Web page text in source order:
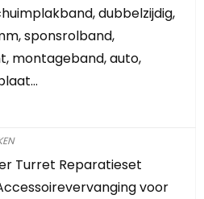
dubbelzijdig,
sponsrolband,
montageband, auto,
Turret Reparatieset
voor